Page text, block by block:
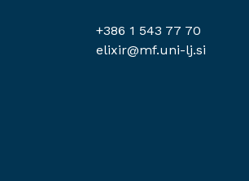
+386 1 543 77 70
elixir@mf.uni-lj.si